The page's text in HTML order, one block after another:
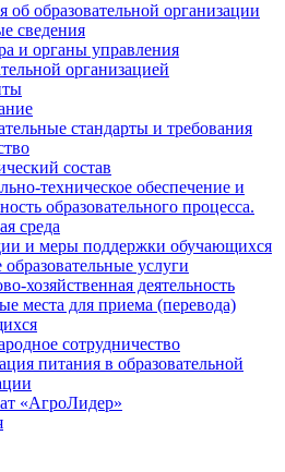
об образовательной организации
сведения
и органы управления
организацией
стандарты и требования
состав
техническое обеспечение и
образовательного процесса.
среда
и меры поддержки обучающихся
услуги
хозяйственная деятельность
места для приема (перевода)
сотрудничество
питания в образовательной
«АгроЛидер»